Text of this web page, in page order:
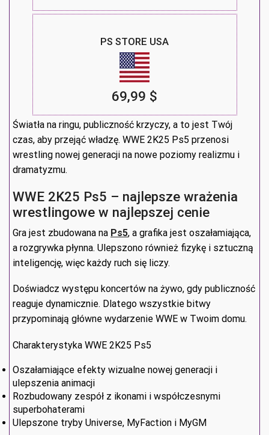
PS STORE USA
69,99 $
Światła na ringu, publiczność krzyczy, a to jest Twój
czas, aby przejąć władzę. WWE 2K25 Ps5 przenosi
wrestling nowej generacji na nowe poziomy realizmu i
dramatyzmu.
WWE 2K25 Ps5 – najlepsze wrażenia
wrestlingowe w najlepszej cenie
Gra jest zbudowana na Ps5, a grafika jest oszałamiająca,
a rozgrywka płynna. Ulepszono również fizykę i sztuczną
inteligencję, więc każdy ruch się liczy.
Doświadcz występu koncertów na żywo, gdy publiczność
reaguje dynamicznie. Dlatego wszystkie bitwy
przypominają główne wydarzenie WWE w Twoim domu.
Charakterystyka WWE 2K25 Ps5
Oszałamiające efekty wizualne nowej generacji i
ulepszenia animacji
Rozbudowany zespół z ikonami i współczesnymi
superbohaterami
Ulepszone tryby Universe, MyFaction i MyGM